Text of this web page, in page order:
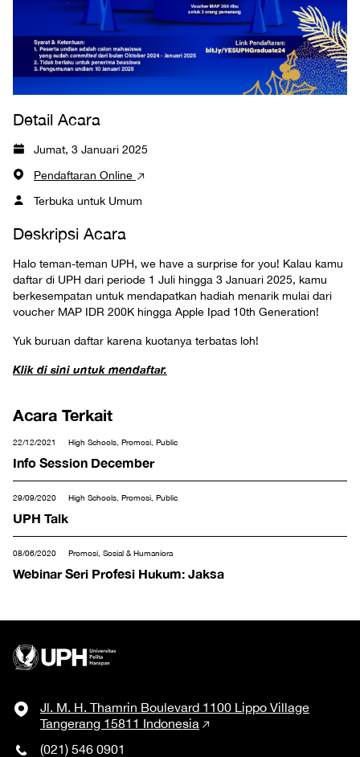
Detail Acara
Jumat, 3 Januari 2025
Pendaftaran Online
Terbuka untuk Umum
Deskripsi Acara
Halo teman-teman UPH, we have a surprise for you! Kalau kamu
daftar di UPH dari periode 1 Juli hingga 3 Januari 2025, kamu
berkesempatan untuk mendapatkan hadiah menarik mulai dari
voucher MAP IDR 200K hingga Apple Ipad 10th Generation!
Yuk buruan daftar karena kuotanya terbatas loh!
Klik di sini untuk mendaftar.
Acara Terkait
22/12/2021 High Schools, Promosi, Public
Info Session December
29/09/2020 High Schools, Promosi, Public
UPH Talk
08/06/2020 Promosi, Sosial & Humaniora
Webinar Seri Profesi Hukum: Jaksa
Jl. M. H. Thamrin Boulevard 1100 Lippo Village
Tangerang 15811 Indonesia
(021) 546 0901